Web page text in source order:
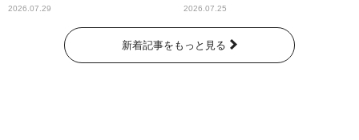
2026.07.29 2026.07.25
新着記事をもっと見る